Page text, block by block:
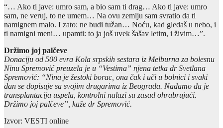
“… Ako ti jave: umro sam, a bio sam ti drag… Ako ti jave: umro
sam, ne veruj, to ne umem… Na ovu zemlju sam svratio da ti
namignem malo. I zato: ne budi tužan… Noću, kad gledaš u nebo, i
ti namigni meni… upamti: to ja još uvek šašav letim, i živim…”.
Držimo joj palčeve
Donaciju od 500 evra Kola srpskih sestara iz Melburna za bolesnu
Ninu Spremović preuzela je u “Vestima” njena tetka dr Svetlana
Spremović: “Nina je žestoki borac, ona čak i uči u bolnici i svaki
dan se dopisuje sa svojim drugarima iz Beograda. Nadamo da je
transplantacija uspela, kontrolni nalazi su zasad ohrabrujući.
Držimo joj palčeve”, kaže dr Spremović.
Izvor: VESTI online